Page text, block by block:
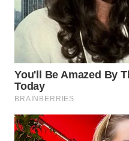
WN
GORONTALO
WN
SULUT